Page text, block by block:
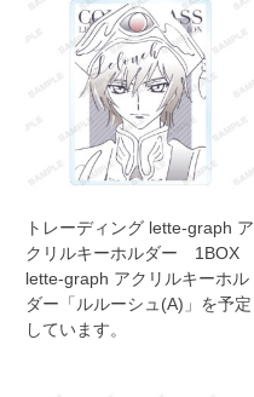
トレーディング lette-graph ア
クリルキーホルダー 1BOX
lette-graph アクリルキーホル
ダー「ルルーシュ(A)」を予定
しています。